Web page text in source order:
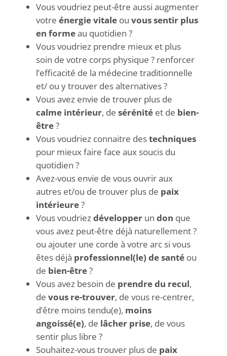
Vous voudriez peut-être aussi augmenter
votreénergie vitale ouvous sentir plus
en formeau quotidien ?
Vous voudriez prendre mieux et plus
soin de votre corps physique ? renforcer
l’efficacité de la médecine traditionnelle
et/ ou y trouver des alternatives ?
Vous avez envie de trouver plus de
calme intérieur, desérénité et de bien-
être?
Vous voudriez connaitre destechniques
pour mieux faire face aux soucis du
quotidien ?
Avez-vous envie de vous ouvrir aux
autres et/ou de trouver plus de paix
intérieure?
Vous voudriezdévelopper undon que
vous avez peut-être déjà naturellement ?
ou ajouter une corde à votre arc si vous
êtes déjà professionnel(le) de santé ou
de bien-être?
Vous avez besoin de prendre du recul,
devous re-trouver, de vous re-centrer,
d’être moins tendu(e), moins
angoissé(e), de lâcher prise, de vous
sentir plus libre ?
Souhaitez-vous trouver plus de paix